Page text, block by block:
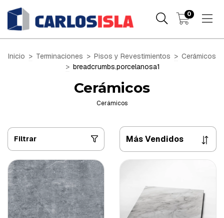
0
Inicio > Terminaciones > Pisos y Revestimientos > Cerámicos
> breadcrumbs.porcelanosa1
Cerámicos
Cerámicos
Filtrar